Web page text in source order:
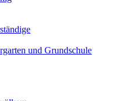
und Grundschule